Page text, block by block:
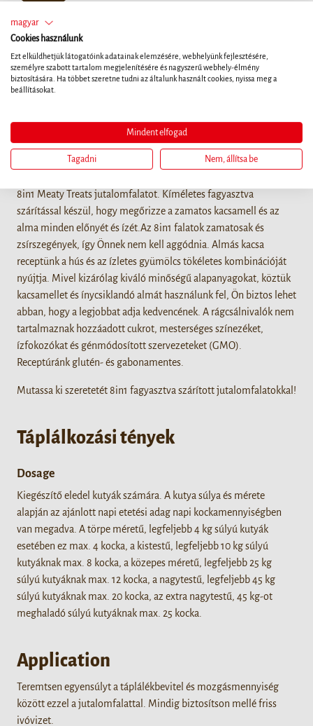
Részletek
Amikor bundás barátjával szeretne foglalkozni, és meg szeretné
jutalmazni jó magaviseletéért vagy csupán azért, mert
8in1 Meaty Treats jutalomfalatot. Kíméletes fagyasztva
szárítással készül, hogy megőrizze a zamatos kacsamell és az
alma minden előnyét és ízét.Az 8in1 falatok zamatosak és
zsírszegények, így Önnek nem kell aggódnia. Almás kacsa
receptünk a hús és az ízletes gyümölcs tökéletes kombinációját
nyújtja. Mivel kizárólag kiváló minőségű alapanyagokat, köztük
kacsamellet és ínycsiklandó almát használunk fel, Ön biztos lehet
abban, hogy a legjobbat adja kedvencének. A rágcsálnivalók nem
tartalmaznak hozzáadott cukrot, mesterséges színezéket,
ízfokozókat és génmódosított szervezeteket (GMO).
Receptúránk glutén- és gabonamentes.
Mutassa ki szeretetét 8in1 fagyasztva szárított jutalomfalatokkal!
Táplálkozási tények
Dosage
Kiegészítő eledel kutyák számára. A kutya súlya és mérete
alapján az ajánlott napi etetési adag napi kockamennyiségben
van megadva. A törpe méretű, legfeljebb 4 kg súlyú kutyák
esetében ez max. 4 kocka, a kistestű, legfeljebb 10 kg súlyú
kutyáknak max. 8 kocka, a közepes méretű, legfeljebb 25 kg
súlyú kutyáknak max. 12 kocka, a nagytestű, legfeljebb 45 kg
súlyú kutyáknak max. 20 kocka, az extra nagytestű, 45 kg-ot
meghaladó súlyú kutyáknak max. 25 kocka.
Application
Teremtsen egyensúlyt a táplálékbevitel és mozgásmennyiség
között ezzel a jutalomfalattal. Mindig biztosítson mellé friss
ivóvizet.
magyar
Cookies használunk
Ezt elküldhetjük látogatóink adatainak elemzésére, webhelyünk fejlesztésére,
személyre szabott tartalom megjelenítésére és nagyszerű webhely-élmény
biztosítására. Ha többet szeretne tudni az általunk használt cookies, nyissa meg a
beállításokat.
Mindent elfogad
Tagadni Nem, állítsa be